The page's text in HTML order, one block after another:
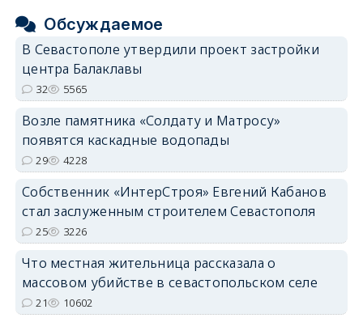
Обсуждаемое
В Севастополе утвердили проект застройки
центра Балаклавы
32 5565
Возле памятника «Солдату и Матросу»
появятся каскадные водопады
29 4228
Собственник «ИнтерСтроя» Евгений Кабанов
стал заслуженным строителем Севастополя
25 3226
Что местная жительница рассказала о
массовом убийстве в севастопольском селе
21 10602